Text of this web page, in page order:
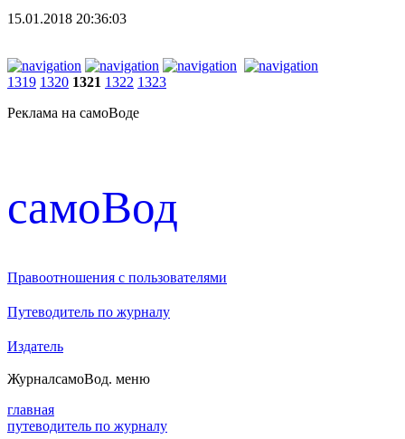
15.01.2018 20:36:03
1319 1320 1321 1322 1323
Реклама на самоВоде
cамоВод
Правоотношения с пользователями
Путеводитель по журналу
Издатель
ЖурналсамоВод. меню
главная
путеводитель по журналу